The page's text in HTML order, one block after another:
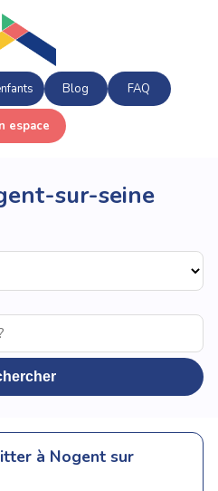
Blog FAQ
espace
sur-seine
à Nogent sur